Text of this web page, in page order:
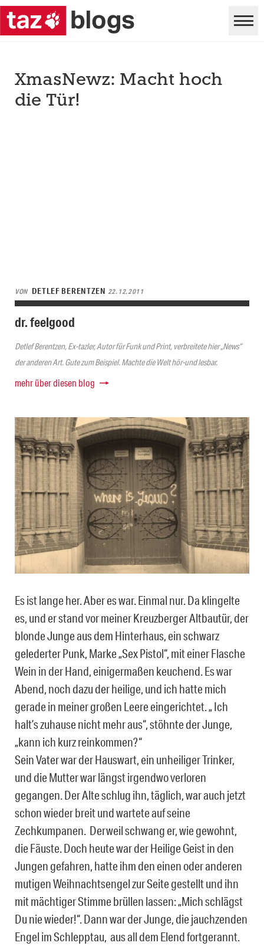
XmasNewz: Macht hoch
die Tür!
VON DETLEF BERENTZEN 22.12.2011
dr. feelgood
Detlef Berentzen, Ex-tazler, Autor für Funk und Print, verbreitete hier „News“
der anderen Art. Gute zum Beispiel. Machte die Welt hör-und lesbar.
mehr über diesen blog
Es ist lange her. Aber es war. Einmal nur. Da klingelte
es, und er stand vor meiner Kreuzberger Altbautür, der
blonde Junge aus dem Hinterhaus, ein schwarz
gelederter Punk, Marke „Sex Pistol“, mit einer Flasche
Wein in der Hand, einigermaßen keuchend. Es war
Abend, noch dazu der heilige, und ich hatte mich
gerade in meiner großen Leere eingerichtet. „ Ich
halt’s zuhause nicht mehr aus“, stöhnte der Junge,
„kann ich kurz reinkommen?“
Sein Vater war der Hauswart, ein unheiliger Trinker,
und die Mutter war längst irgendwo verloren
gegangen. Der Alte schlug ihn, täglich, war auch jetzt
schon wieder breit und wartete auf seine
Zechkumpanen. Derweil schwang er, wie gewohnt,
die Fäuste. Doch heute war der Heilige Geist in den
Jungen gefahren, hatte ihm den einen oder anderen
mutigen Weihnachtsengel zur Seite gestellt und ihn
mit mächtiger Stimme brüllen lassen: „Mich schlägst
Du nie wieder!“. Dann war der Junge, die jauchzenden
Engel im Schlepptau, aus all dem Elend fortgerannt.